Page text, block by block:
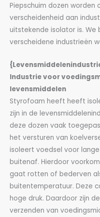
Piepschuim dozen worden
verscheidenheid aan
uitstekende isolator is. We
verscheidene industrieën
Industrie voor
levensmiddelen
Styrofoam heeft heeft
zijn in de
deze dozen vaak
het versturen van
isoleert voedsel voor
buitenaf. Hierdoor
gaat rotten of bederven
buitentemperatuur. Deze
hoge druk. Daardoor zijn
verzenden van